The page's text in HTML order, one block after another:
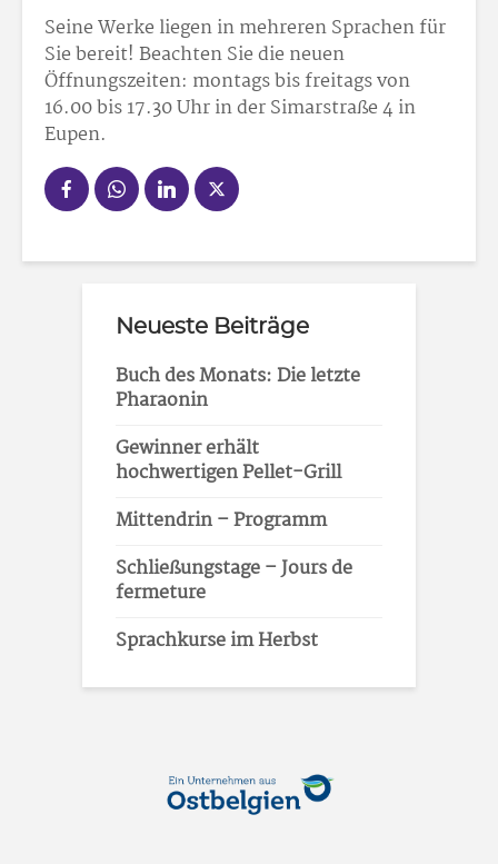
Seine Werke liegen in mehreren Sprachen für
Sie bereit! Beachten Sie die neuen
Öffnungszeiten: montags bis freitags von
16.00 bis 17.30 Uhr in der Simarstraße 4 in
Eupen.
Neueste Beiträge
Buch des Monats: Die letzte
Pharaonin
Gewinner erhält
hochwertigen Pellet-Grill
Mittendrin – Programm
Schließungstage – Jours de
fermeture
Sprachkurse im Herbst